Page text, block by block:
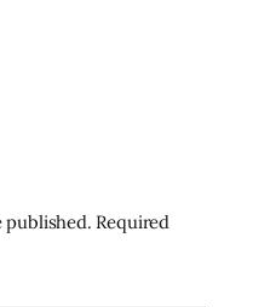
published. Required